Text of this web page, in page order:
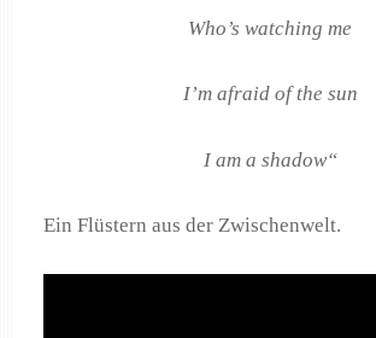
Who’s watching me
I’m afraid of the sun
I am a shadow“
Ein Flüstern aus der Zwischenwelt.